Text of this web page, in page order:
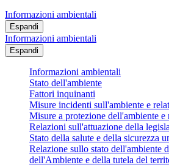
Informazioni ambientali
Espandi
Informazioni ambientali
Espandi
Informazioni ambientali
Stato dell'ambiente
Fattori inquinanti
Misure incidenti sull'ambiente e
Misure a protezione dell'ambiente
Relazioni sull'attuazione della
Stato della salute e della sicurezza
Relazione sullo stato dell'ambiente
dell'Ambiente e della tutela del